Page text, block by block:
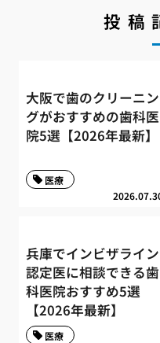
投稿
大阪で歯のクリーニン
グがおすすめの歯科医
院5選【2026年最新】
医療
兵庫でインビザライン
認定医に相談できる歯
科医院おすすめ5選
【2026年最新】
医療